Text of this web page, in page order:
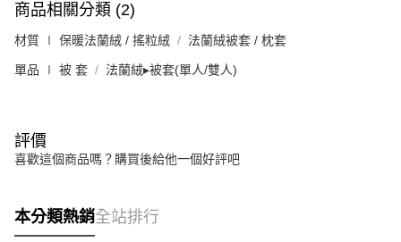
商品相關分類 (2)
材質 ∣ 保暖法蘭絨 / 搖粒絨 法蘭絨被套 / 枕套
單品 ∣ 被 套 法蘭絨▸被套(單人/雙人)
評價
喜歡這個商品嗎？購買後給他一個好評吧
本分類熱銷全站排行